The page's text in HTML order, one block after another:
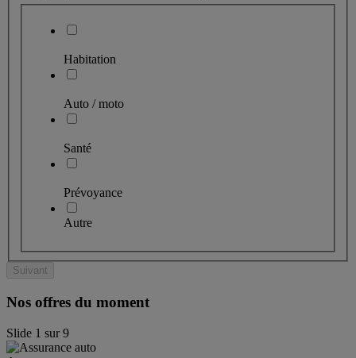
Habitation
Auto / moto
Santé
Prévoyance
Autre
Suivant
Nos offres du moment
Slide 1 sur9